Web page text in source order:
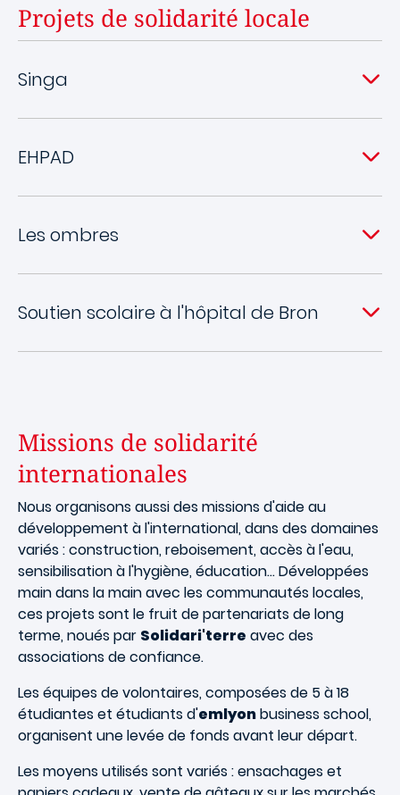
Projets de solidarité locale
Singa
EHPAD
Les ombres
Soutien scolaire à l'hôpital de Bron
Missions de solidarité
internationales
Nous organisons aussi des missions d'aide au
développement à l'international, dans des domaines
variés : construction, reboisement, accès à l'eau,
sensibilisation à l'hygiène, éducation... Développées
main dans la main avec les communautés locales,
ces projets sont le fruit de partenariats de long
terme, noués par Solidari'terre avec des
associations de confiance.
Les équipes de volontaires, composées de 5 à 18
étudiantes et étudiants d'emlyonbusiness school,
organisent une levée de fonds avant leur départ.
Les moyens utilisés sont variés : ensachages et